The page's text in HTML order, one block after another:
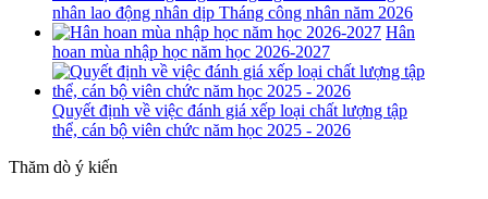
nhân lao động nhân dịp Tháng công nhân năm 2026
Hân
hoan mùa nhập học năm học 2026-2027
Quyết định về việc đánh giá xếp loại chất lượng tập
thể, cán bộ viên chức năm học 2025 - 2026
Thăm dò ý kiến